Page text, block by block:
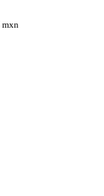
mxn